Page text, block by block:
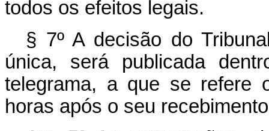
todos os efeitos legais.
§ 7º A decisão do
única, será publicada
telegrama, a que se refere
horas após o seu